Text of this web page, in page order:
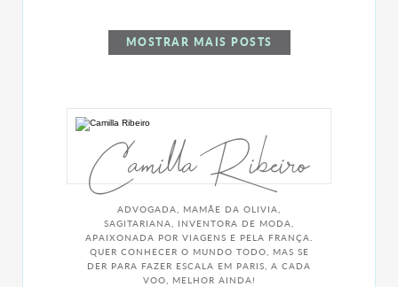
MOSTRAR MAIS POSTS
Camilla Ribeiro
ADVOGADA, MAMÃE DA OLIVIA,
SAGITARIANA, INVENTORA DE MODA,
APAIXONADA POR VIAGENS E PELA FRANÇA.
QUER CONHECER O MUNDO TODO, MAS SE
DER PARA FAZER ESCALA EM PARIS, A CADA
VOO, MELHOR AINDA!